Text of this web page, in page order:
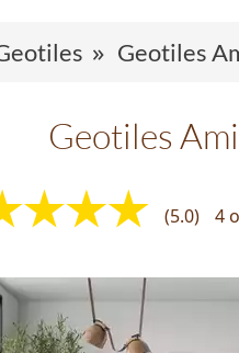
Geotiles
Geotiles
(5.0) 4